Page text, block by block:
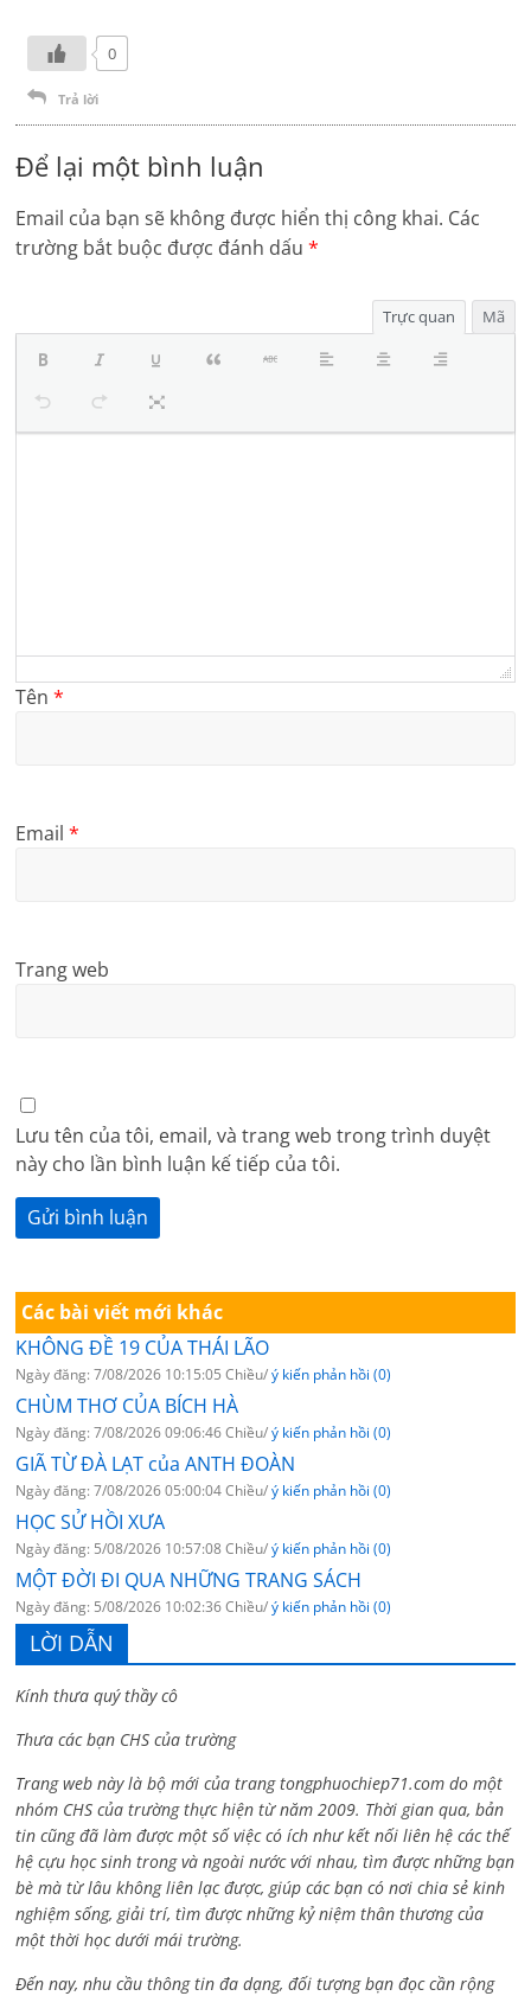
0
Trả lời
Để lại một bình luận
Email của bạn sẽ không được hiển thị công khai. Các
trường bắt buộc được đánh dấu*
Trực quan Mã
Tên*
Email*
Trang web
Lưu tên của tôi, email, và trang web trong trình duyệt
này cho lần bình luận kế tiếp của tôi.
Các bài viết mới khác
KHÔNG ĐỀ 19 CỦA THÁI LÃO
Ngày đăng: 7/08/2026 10:15:05 Chiều/ý kiến phản hồi (0)
CHÙM THƠ CỦA BÍCH HÀ
Ngày đăng: 7/08/2026 09:06:46 Chiều/ý kiến phản hồi (0)
GIÃ TỪ ĐÀ LẠT của ANTH ĐOÀN
Ngày đăng: 7/08/2026 05:00:04 Chiều/ý kiến phản hồi (0)
HỌC SỬ HỒI XƯA
Ngày đăng: 5/08/2026 10:57:08 Chiều/ý kiến phản hồi (0)
MỘT ĐỜI ĐI QUA NHỮNG TRANG SÁCH
Ngày đăng: 5/08/2026 10:02:36 Chiều/ý kiến phản hồi (0)
LỜI DẪN
Kính thưa quý thầy cô
Thưa các bạn CHS của trường
Trang web này là bộ mới của trang tongphuochiep71.com do một
nhóm CHS của trường thực hiện từ năm 2009. Thời gian qua, bản
tin cũng đã làm được một số việc có ích như kết nối liên hệ các thế
hệ cựu học sinh trong và ngoài nước với nhau, tìm được những bạn
bè mà từ lâu không liên lạc được, giúp các bạn có nơi chia sẻ kinh
nghiệm sống, giải trí, tìm được những kỷ niệm thân thương của
một thời học dưới mái trường.
Đến nay, nhu cầu thông tin đa dạng, đối tượng bạn đọc cần rộng